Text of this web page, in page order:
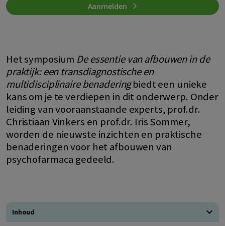
Aanmelden
Het symposium De essentie van afbouwen in de
praktijk: een transdiagnostische en
multidisciplinaire benaderingbiedt een unieke
kans om je te verdiepen in dit onderwerp. Onder
leiding van vooraanstaande experts, prof.dr.
Christiaan Vinkers en prof.dr. Iris Sommer,
worden de nieuwste inzichten en praktische
benaderingen voor het afbouwen van
psychofarmaca gedeeld.
Inhoud